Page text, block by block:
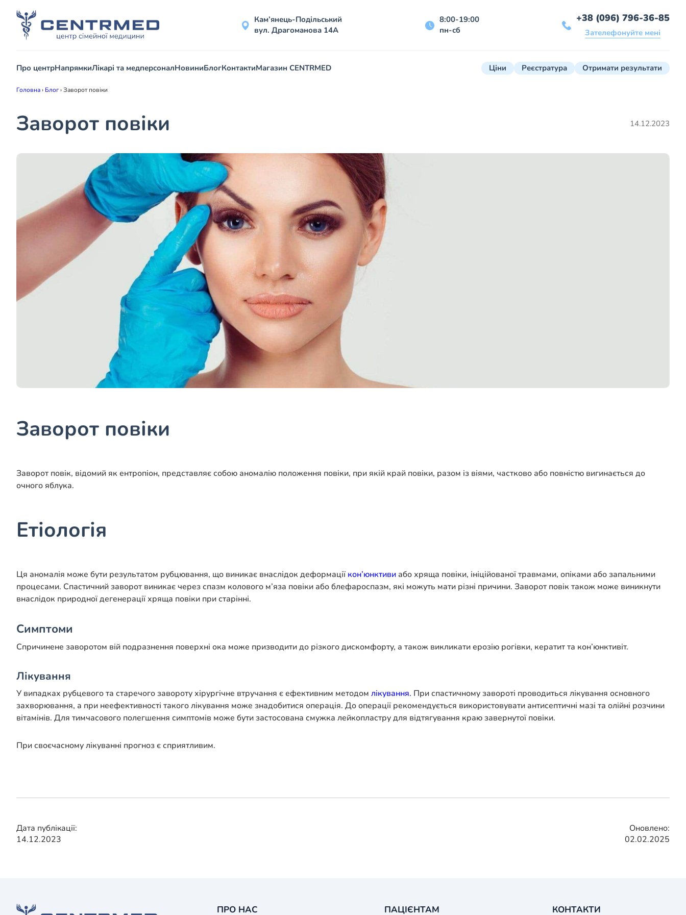
Кам’янець-Подільський
вул. Драгоманова 14А
8:00-19:00
пн-сб
+38 (096) 796-36-85
Зателефонуйте мені
Про центрНапрямкиЛікарі та медперсоналНовиниБлогКонтактиМагазин CENTRMED Ціни Реєстратура Отримати результати
Головна› Блог›Заворот повіки
Заворот повіки 14.12.2023
Заворот повіки
Заворот повік, відомий як ентропіон, представляє собою аномалію положення повіки, при якій край повіки, разом із віями, частково або повністю вигинається до
очного яблука.
Етіологія
Ця аномалія може бути результатом рубцювання, що виникає внаслідок деформаціїкон’юнктиви або хряща повіки, ініційованої травмами, опіками або запальними
процесами. Спастичний заворот виникає через спазм колового м’яза повіки або блефароспазм, які можуть мати різні причини. Заворот повік також може виникнути
внаслідок природної дегенерації хряща повіки при старінні.
Симптоми
Спричинене заворотом вій подразнення поверхні ока може призводити до різкого дискомфорту, а також викликати ерозію рогівки, кератит та кон’юнктивіт.
Лікування
У випадках рубцевого та старечого завороту хірургічне втручання є ефективним методом лікування. При спастичному завороті проводиться лікування основного
захворювання, а при неефективності такого лікування може знадобитися операція. До операції рекомендується використовувати антисептичні мазі та олійні розчини
вітамінів. Для тимчасового полегшення симптомів може бути застосована смужка лейкопластру для відтягування краю завернутої повіки.
При своєчасному лікуванні прогноз є сприятливим.
Дата публікації:
14.12.2023
Оновлено:
02.02.2025
ПРО НАС ПАЦІЄНТАМ КОНТАКТИ